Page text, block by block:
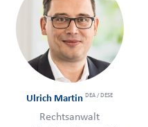
Ulrich MartinDEA / DESE
Rechtsanwalt